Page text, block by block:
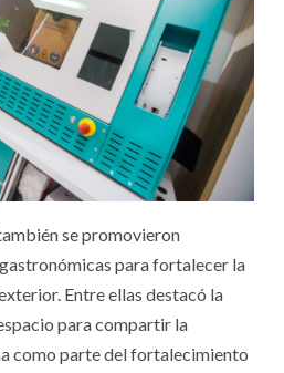
se promovieron
para fortalecer la
Entre ellas destacó la
para compartir la
como parte del fortalecimiento